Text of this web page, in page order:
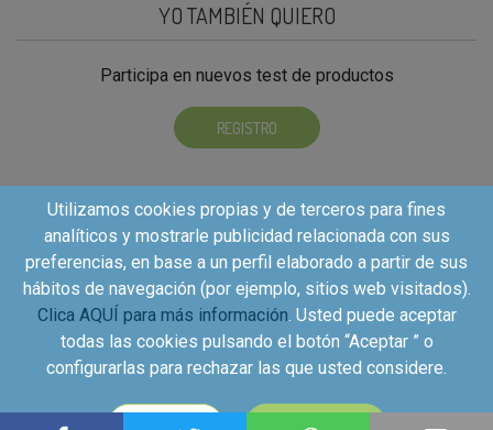
YO TAMBIÉN QUIERO
Participa en nuevos test de productos
REGISTRO
Copyright©2026 - Kuvut - All rights reserved, Calle Iriarte
Utilizamos cookies propias y de terceros para fines
analíticos y mostrarle publicidad relacionada con sus
preferencias, en base a un perfil elaborado a partir de sus
hábitos de navegación (por ejemplo, sitios web visitados).
Clica AQUÍ para más información. Usted puede aceptar
todas las cookies pulsando el botón “Aceptar ” o
configurarlas para rechazar las que usted considere.
CONFIGURAR ACEPTAR